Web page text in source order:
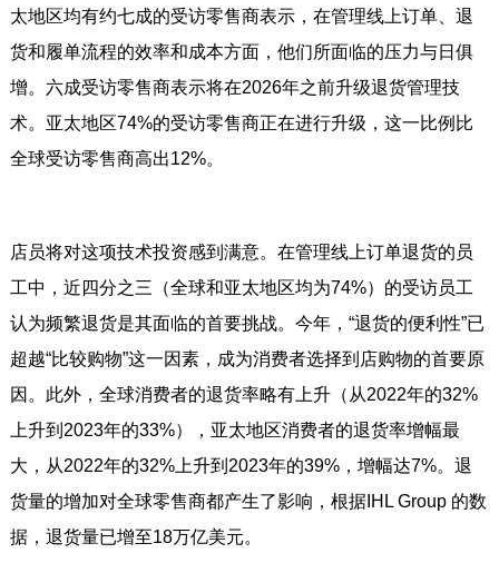
太地区均有约七成的受访零售商表示，在管理线上订单、退
货和履单流程的效率和成本方面，他们所面临的压力与日俱
增。六成受访零售商表示将在2026年之前升级退货管理技
术。亚太地区74%的受访零售商正在进行升级，这一比例比
全球受访零售商高出12%。
店员将对这项技术投资感到满意。在管理线上订单退货的员
工中，近四分之三（全球和亚太地区均为74%）的受访员工
认为频繁退货是其面临的首要挑战。今年，“退货的便利性”已
超越“比较购物”这一因素，成为消费者选择到店购物的首要原
因。此外，全球消费者的退货率略有上升（从2022年的32%
上升到2023年的33%），亚太地区消费者的退货率增幅最
大，从2022年的32%上升到2023年的39%，增幅达7%。退
货量的增加对全球零售商都产生了影响，根据IHL Group 的数
据，退货量已增至18万亿美元。